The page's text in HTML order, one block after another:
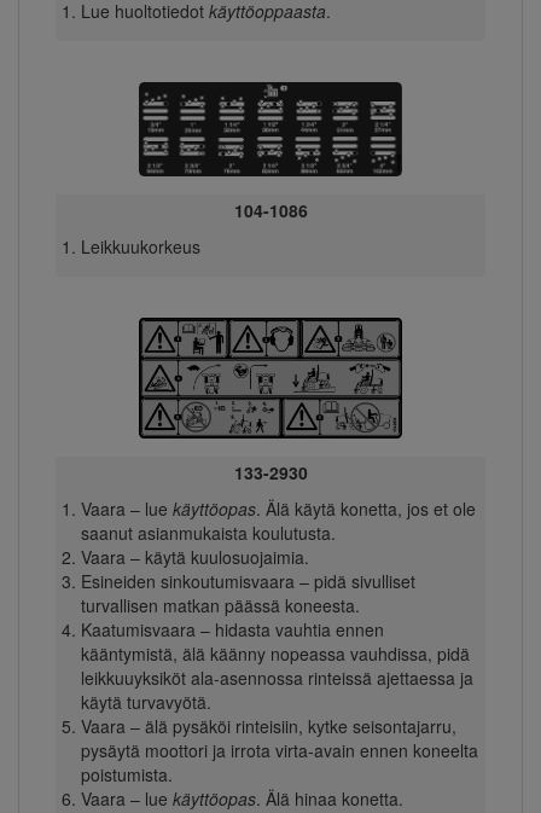
Lue huoltotiedot käyttöoppaasta.
104-1086
Leikkuukorkeus
133-2930
Vaara – lue käyttöopas. Älä käytä konetta, jos et ole
saanut asianmukaista koulutusta.
Vaara – käytä kuulosuojaimia.
Esineiden sinkoutumisvaara – pidä sivulliset
turvallisen matkan päässä koneesta.
Kaatumisvaara – hidasta vauhtia ennen
kääntymistä, älä käänny nopeassa vauhdissa, pidä
leikkuuyksiköt ala-asennossa rinteissä ajettaessa ja
käytä turvavyötä.
Vaara – älä pysäköi rinteisiin, kytke seisontajarru,
pysäytä moottori ja irrota virta-avain ennen koneelta
poistumista.
Vaara – lue käyttöopas. Älä hinaa konetta.